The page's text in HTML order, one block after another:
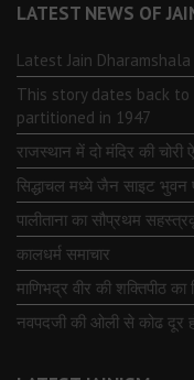
LATEST NEWS OF
Latest Jain
This story dates back
partitioned in 1947
राजस्थान में दो मंदिर की
सिद्धाचल मध्ये जैन साइट भुवन
पालीताना का सौप्रथम
कालधर्म समाचार
माणिभद्र वीर की शक्तिपीठ का
नवपदजी की ओली से कोढ दूर